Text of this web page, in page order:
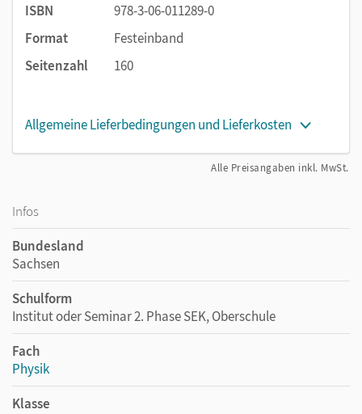
ISBN
978-3-06-011289-0
Format
Festeinband
Seitenzahl
160
Allgemeine Lieferbedingungen und Lieferkosten
Alle Preisangaben inkl. MwSt.
Infos
Bundesland
Sachsen
Schulform
Institut oder Seminar 2. Phase SEK, Oberschule
Fach
Physik
Klasse